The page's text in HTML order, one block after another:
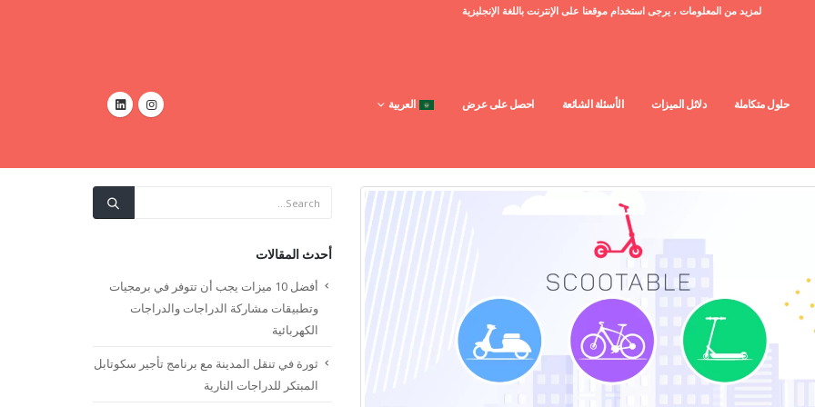
لمزيد من المعلومات ، يرجى استخدام موقعنا على الإنترنت باللغة الإنجليزية
حلول متكاملة دلائل الميزات الأسئلة الشائعة احصل على عرض العربية
أحدث المقالات
أفضل 10 ميزات يجب أن تتوفر في برمجيات
وتطبيقات مشاركة الدراجات والدراجات
الكهربائية
ثورة في تنقل المدينة مع برنامج تأجير سكوتابل
المبتكر للدراجات النارية